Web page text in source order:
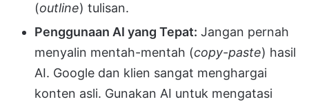
(outline) tulisan.
Penggunaan AI yang Tepat: Jangan pernah
menyalin mentah-mentah (copy-paste) hasil
AI. Google dan klien sangat menghargai
konten asli. Gunakan AI untuk mengatasi